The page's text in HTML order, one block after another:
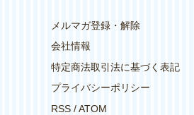
メルマガ登録・解除
会社情報
特定商法取引法に基づく表記
プライバシーポリシー
RSS /ATOM